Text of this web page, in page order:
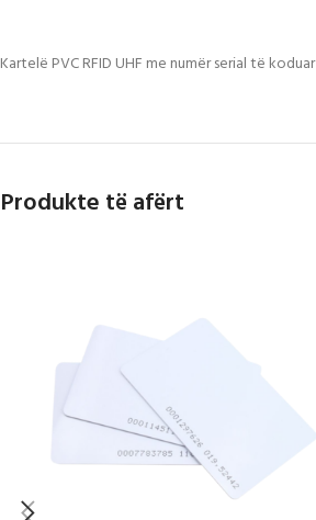
Kartelë PVC RFID UHF me numër serial të koduar
Produkte të afërt